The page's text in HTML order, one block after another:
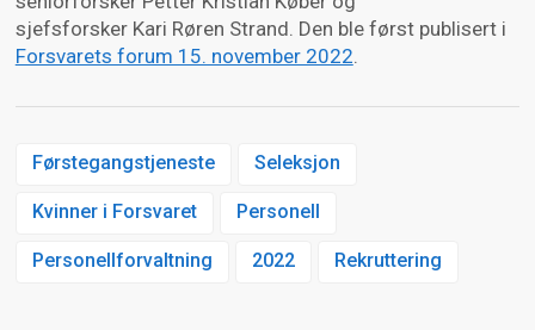
sjefsforsker Kari Røren Strand. Den ble først publisert i
Forsvarets forum 15. november 2022
Førstegangstjeneste Seleksjon
Kvinner i Forsvaret Personell
Personellforvaltning 2022 Rekruttering